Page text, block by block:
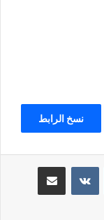
نسخ الرابط
مشاركة عبر البريد